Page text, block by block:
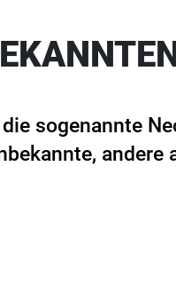
sogenannte
andere